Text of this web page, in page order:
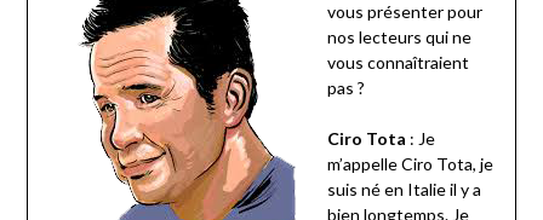
vous présenter pour
nos lecteurs qui ne
vous connaîtraient
pas ?
Ciro Tota : Je
m’appelle Ciro Tota, je
suis né en Italie il y a
bien longtemps. Je